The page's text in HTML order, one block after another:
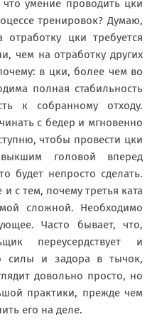
умение проводить цки
тренировок? Думаю,
цки требуется
чем на отработку других
в цки, более чем во
полная стабильность
к собранному отходу.
с бедер и мгновенно
чтобы провести цки
головой вперед
будет непросто сделать.
и с тем, почему третья ката
сложной. Необходимо
Часто бывает, что,
переусердствует и
силы и задора в тычок,
довольно просто, но
практики, прежде чем
его на деле.